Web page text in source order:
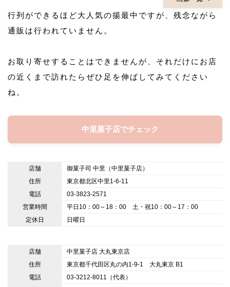
行列ができるほど大人気の揚最中ですが、残念ながら
通販は行われていません。
お取り寄せすることはできませんが、それだけにお店
の近くまで訪れたらぜひ足を伸ばしてみてください
ね。
中里菓子店でチェック
店舗
御菓子司 中里（中里菓子店）
住所
東京都北区中里1-6-11
電話
03-3823-2571
営業時間
平日10：00～18：00 土・祝10：00～17：00
定休日
日曜日
店舗
中里菓子店 大丸東京店
住所
東京都千代田区丸の内1-9-1 大丸東京 B1
電話
03-3212-8011（代表）